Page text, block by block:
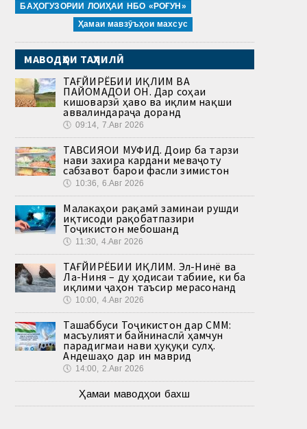
БАҲОГУЗОРИИ ЛОИҲАИ НБО «РОҒУН»
Ҳамаи мавзӯъҳои махсус
МАВОДҲОИ ТАҲЛИЛӢ
ТАҒЙИРЁБИИ ИҚЛИМ ВА
ПАЙОМАДҲОИ ОН. Дар соҳаи
кишоварзӣ ҳаво ва иқлим нақши
аввалиндараҷа доранд
🕔 09:14, 7.Авг 2026
ТАВСИЯҲОИ МУФИД. Доир ба тарзи
нави захира кардани меваҷоту
сабзавот барои фасли зимистон
🕔 10:36, 6.Авг 2026
Малакаҳои рақамӣ заминаи рушди
иқтисоди рақобатпазири
Тоҷикистон мебошанд
🕔 11:30, 4.Авг 2026
ТАҒЙИРЁБИИ ИҚЛИМ. Эл-Нинё ва
Ла-Ниня – ду ҳодисаи табиие, ки ба
иқлими ҷаҳон таъсир мерасонанд
🕔 10:00, 4.Авг 2026
Ташаббуси Тоҷикистон дар СММ:
масъулияти байнинаслӣ ҳамчун
парадигмаи нави ҳуқуқи сулҳ.
Андешаҳо дар ин маврид
🕔 14:00, 2.Авг 2026
Ҳамаи маводҳои бахш